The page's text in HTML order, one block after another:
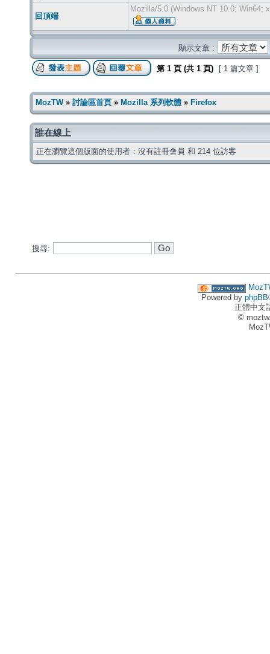
回頂端
Mozilla/5.0 (Windows NT 10.0; Win64;
顯示文章 :
第 1 頁 (共 1 頁) [ 1 篇文章 ]
MozTW» 討論區首頁 » Mozilla 系列軟體 » Firefox
誰在線上
正在瀏覽這個版面的使用者：沒有註冊會員 和 214 位訪客
搜尋:
Powered by phpBB
正體中文
©